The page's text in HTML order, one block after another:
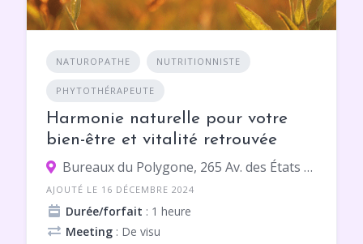
NATUROPATHE NUTRITIONNISTE
PHYTOTHÉRAPEUTE
Harmonie naturelle pour votre
bien-être et vitalité retrouvée
Bureaux du Polygone, 265 Av. des États du Languedoc 8 ème étage, 34000 Montpellier
AJOUTÉ LE 16 DÉCEMBRE 2024
Durée/forfait : 1 heure
Meeting : De visu